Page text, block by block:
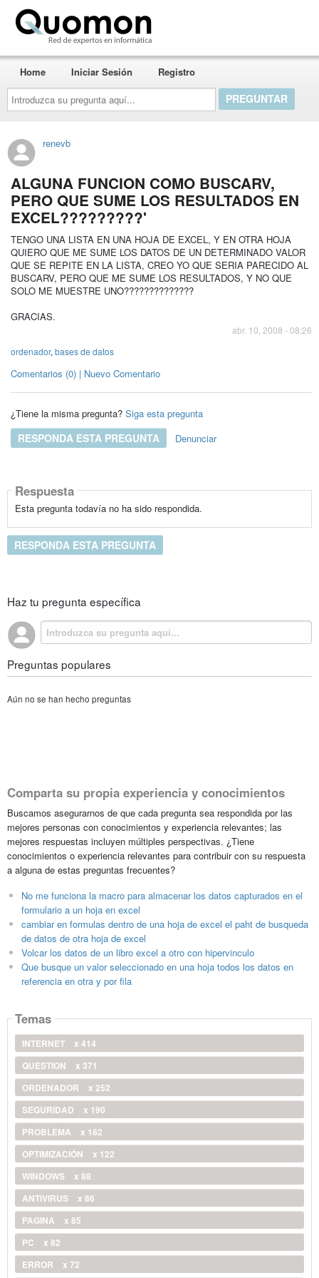
Introduzca
su
pregunta
aquí...
Home Iniciar Sesión Registro
renevb
ALGUNA FUNCION COMO BUSCARV,
PERO QUE SUME LOS RESULTADOS EN
EXCEL?????????'
TENGO UNA LISTA EN UNA HOJA DE EXCEL, Y EN OTRA HOJA
QUIERO QUE ME SUME LOS DATOS DE UN DETERMINADO VALOR
QUE SE REPITE EN LA LISTA, CREO YO QUE SERIA PARECIDO AL
BUSCARV, PERO QUE ME SUME LOS RESULTADOS, Y NO QUE
SOLO ME MUESTRE UNO??????????????
GRACIAS.
abr. 10, 2008 - 08:26
ordenador, bases de datos
Comentarios (0) | Nuevo Comentario
¿Tiene la misma pregunta? Siga esta pregunta
RESPONDA ESTA PREGUNTA Denunciar
Respuesta
Esta pregunta todavía no ha sido respondida.
RESPONDA ESTA PREGUNTA
Haz tu pregunta específica
Preguntas populares
Aún no se han hecho preguntas
Comparta su propia experiencia y conocimientos
Buscamos asegurarnos de que cada pregunta sea respondida por las
mejores personas con conocimientos y experiencia relevantes; las
mejores respuestas incluyen múltiples perspectivas. ¿Tiene
conocimientos o experiencia relevantes para contribuir con su respuesta
a alguna de estas preguntas frecuentes?
No me funciona la macro para almacenar los datos capturados en el
formulario a un hoja en excel
cambiar en formulas dentro de una hoja de excel el paht de busqueda
de datos de otra hoja de excel
Volcar los datos de un libro excel a otro con hipervinculo
Que busque un valor seleccionado en una hoja todos los datos en
referencia en otra y por fila
Temas
INTERNET
x 414
QUESTION
x 371
ORDENADOR
x 252
SEGURIDAD
x 190
PROBLEMA
x 182
OPTIMIZACIÓN
x 122
WINDOWS
x 88
ANTIVIRUS
x 86
PAGINA
x 85
PC
x 82
ERROR
x 72